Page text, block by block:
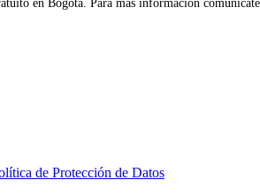
en Bogotá. Para más información
de Protección de Datos